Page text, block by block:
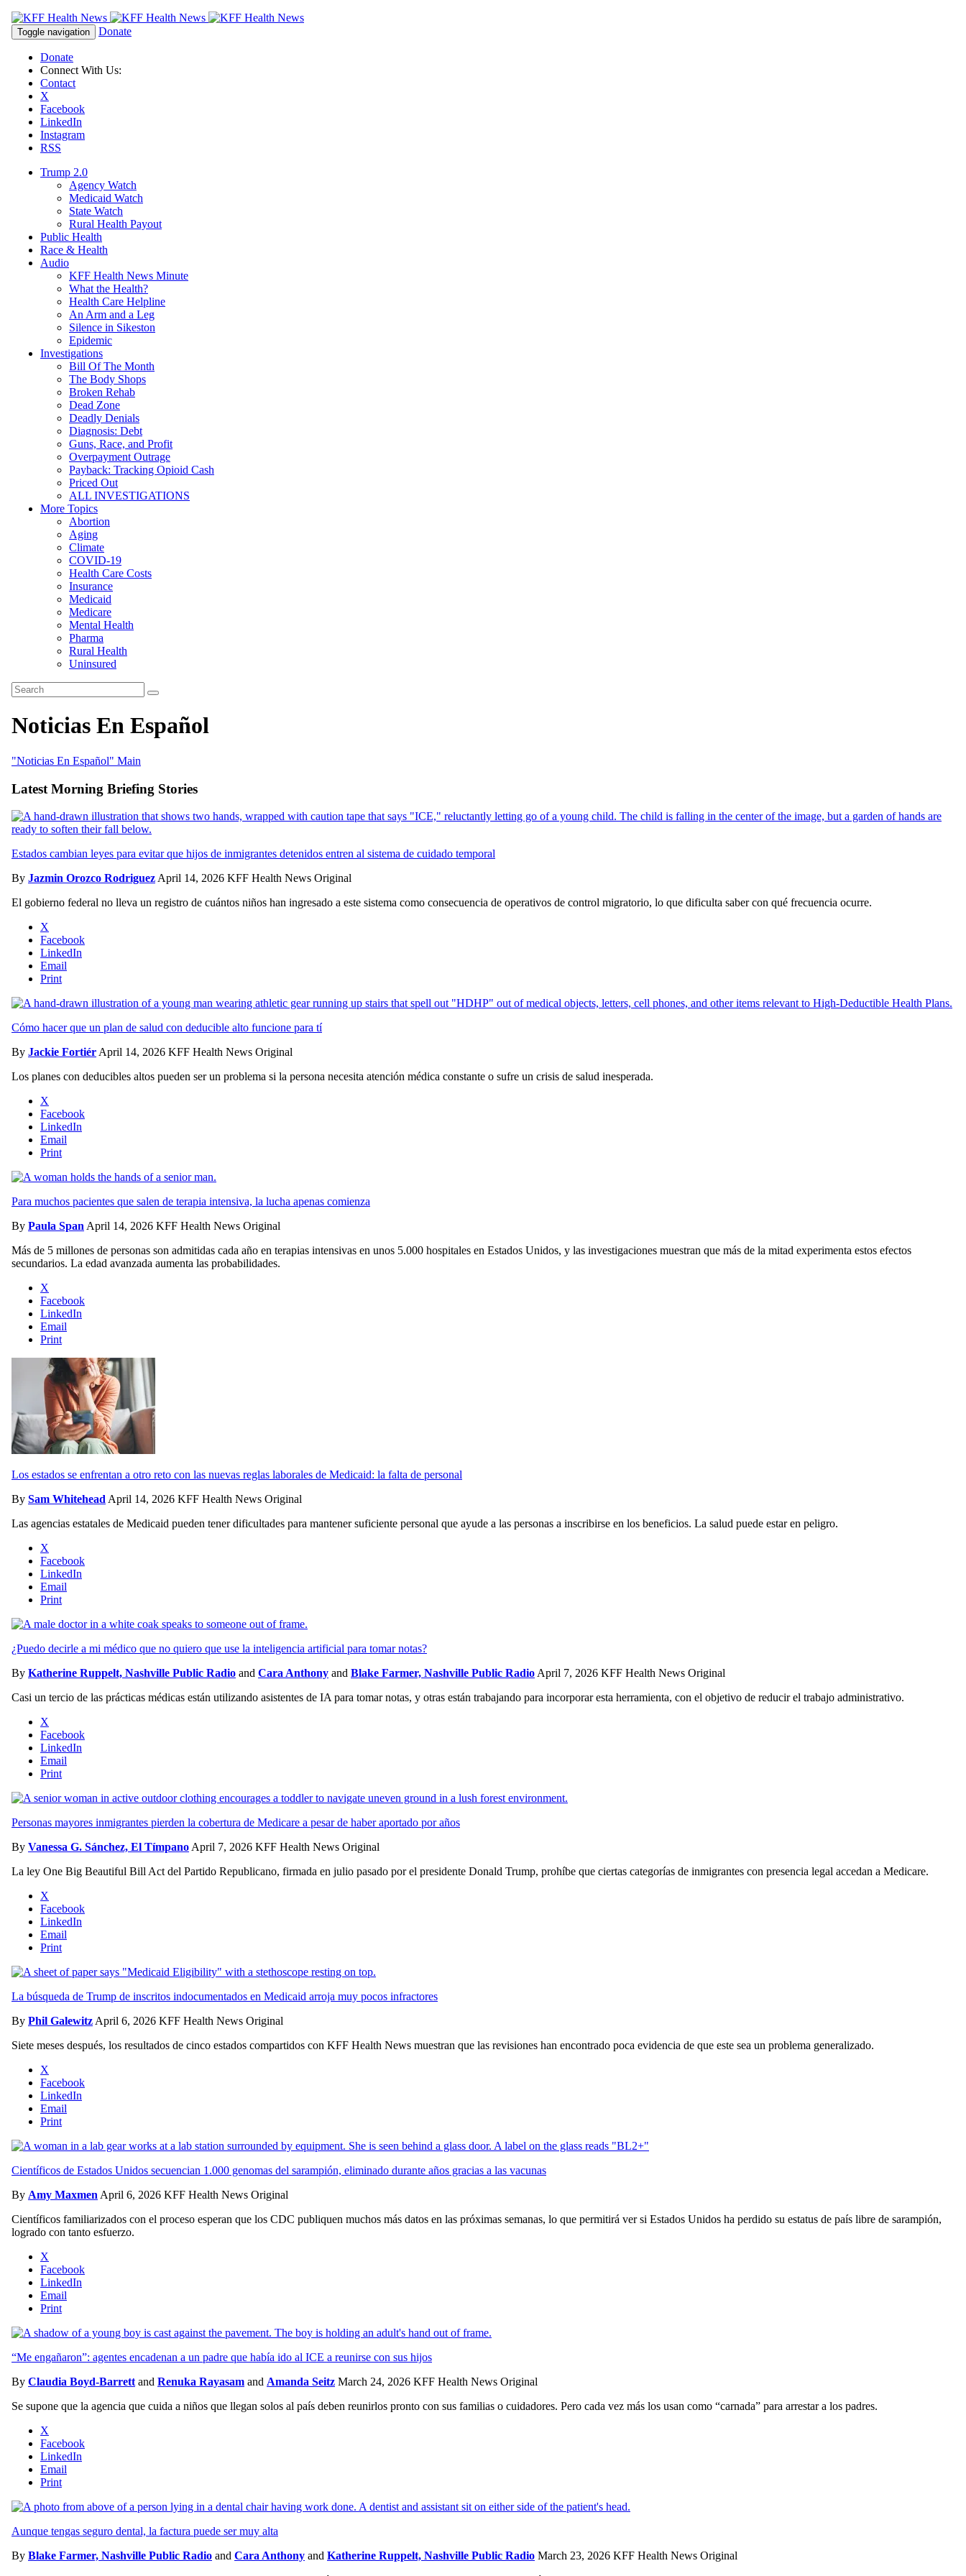
Skip
to
content
Toggle navigation Donate
Donate
Connect With Us:
Contact
X
Facebook
LinkedIn
Instagram
RSS
Trump 2.0
Agency Watch
Medicaid Watch
State Watch
Rural Health Payout
Public Health
Race & Health
Audio
KFF Health News Minute
What the Health?
Health Care Helpline
An Arm and a Leg
Silence in Sikeston
Epidemic
Investigations
Bill Of The Month
The Body Shops
Broken Rehab
Dead Zone
Deadly Denials
Diagnosis: Debt
Guns, Race, and Profit
Overpayment Outrage
Payback: Tracking Opioid Cash
Priced Out
ALL INVESTIGATIONS
More Topics
Abortion
Aging
Climate
COVID-19
Health Care Costs
Insurance
Medicaid
Medicare
Mental Health
Pharma
Rural Health
Uninsured
Search
KFF
News
Search
News
Noticias En Español
"Noticias En Español" Main
Latest Morning Briefing Stories
Estados cambian leyes para evitar que hijos de inmigrantes detenidos entren al sistema de cuidado temporal
By Jazmin Orozco Rodriguez April 14, 2026 KFF Health News Original
El gobierno federal no lleva un registro de cuántos niños han ingresado a este sistema como consecuencia de operativos de control migratorio, lo que dificulta saber con qué frecuencia ocurre.
X
Facebook
LinkedIn
Email
Print
Cómo hacer que un plan de salud con deducible alto funcione para tí
By Jackie Fortiér April 14, 2026 KFF Health News Original
Los planes con deducibles altos pueden ser un problema si la persona necesita atención médica constante o sufre un crisis de salud inesperada.
X
Facebook
LinkedIn
Email
Print
Para muchos pacientes que salen de terapia intensiva, la lucha apenas comienza
By Paula Span April 14, 2026 KFF Health News Original
Más de 5 millones de personas son admitidas cada año en terapias intensivas en unos 5.000 hospitales en Estados Unidos, y las investigaciones muestran que más de la mitad experimenta estos efectos
secundarios. La edad avanzada aumenta las probabilidades.
X
Facebook
LinkedIn
Email
Print
Los estados se enfrentan a otro reto con las nuevas reglas laborales de Medicaid: la falta de personal
By Sam Whitehead April 14, 2026 KFF Health News Original
Las agencias estatales de Medicaid pueden tener dificultades para mantener suficiente personal que ayude a las personas a inscribirse en los beneficios. La salud puede estar en peligro.
X
Facebook
LinkedIn
Email
Print
¿Puedo decirle a mi médico que no quiero que use la inteligencia artificial para tomar notas?
By Katherine Ruppelt, Nashville Public Radio and Cara Anthony and Blake Farmer, Nashville Public Radio April 7, 2026 KFF Health News Original
Casi un tercio de las prácticas médicas están utilizando asistentes de IA para tomar notas, y otras están trabajando para incorporar esta herramienta, con el objetivo de reducir el trabajo administrativo.
X
Facebook
LinkedIn
Email
Print
Personas mayores inmigrantes pierden la cobertura de Medicare a pesar de haber aportado por años
By Vanessa G. Sánchez, El Tímpano April 7, 2026 KFF Health News Original
La ley One Big Beautiful Bill Act del Partido Republicano, firmada en julio pasado por el presidente Donald Trump, prohíbe que ciertas categorías de inmigrantes con presencia legal accedan a Medicare.
X
Facebook
LinkedIn
Email
Print
La búsqueda de Trump de inscritos indocumentados en Medicaid arroja muy pocos infractores
By Phil Galewitz April 6, 2026 KFF Health News Original
Siete meses después, los resultados de cinco estados compartidos con KFF Health News muestran que las revisiones han encontrado poca evidencia de que este sea un problema generalizado.
X
Facebook
LinkedIn
Email
Print
Científicos de Estados Unidos secuencian 1.000 genomas del sarampión, eliminado durante años gracias a las vacunas
By Amy Maxmen April 6, 2026 KFF Health News Original
Científicos familiarizados con el proceso esperan que los CDC publiquen muchos más datos en las próximas semanas, lo que permitirá ver si Estados Unidos ha perdido su estatus de país libre de sarampión,
logrado con tanto esfuerzo.
X
Facebook
LinkedIn
Email
Print
“Me engañaron”: agentes encadenan a un padre que había ido al ICE a reunirse con sus hijos
By Claudia Boyd-Barrett and Renuka Rayasam and Amanda Seitz March 24, 2026 KFF Health News Original
Se supone que la agencia que cuida a niños que llegan solos al país deben reunirlos pronto con sus familias o cuidadores. Pero cada vez más los usan como “carnada” para arrestar a los padres.
X
Facebook
LinkedIn
Email
Print
Aunque tengas seguro dental, la factura puede ser muy alta
By Blake Farmer, Nashville Public Radio and Cara Anthony and Katherine Ruppelt, Nashville Public Radio March 23, 2026 KFF Health News Original